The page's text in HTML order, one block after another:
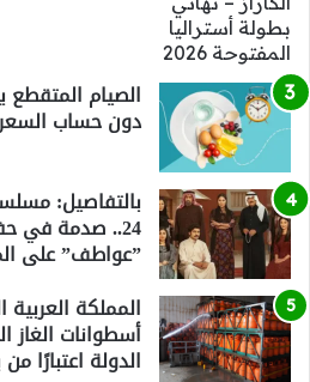
الصيام
دون حساب
24.. صدمة في
”عواطف” على
المملكة
أسطوانات
الدولة اعتبارًا من